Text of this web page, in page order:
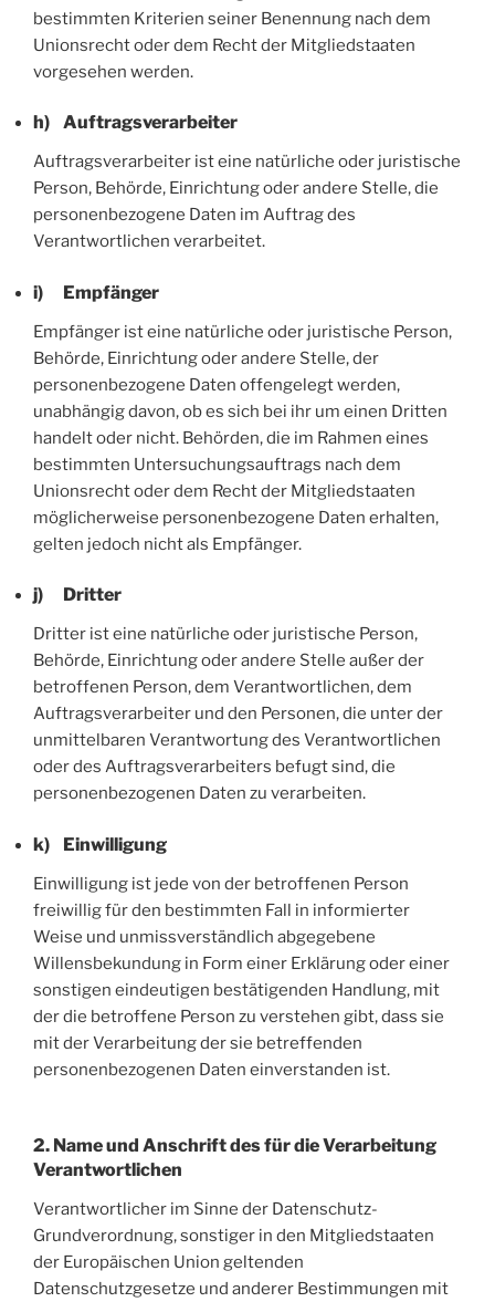
bestimmten Kriterien seiner Benennung nach dem
Unionsrecht oder dem Recht der Mitgliedstaaten
vorgesehen werden.
h) Auftragsverarbeiter
Auftragsverarbeiter ist eine natürliche oder juristische
Person, Behörde, Einrichtung oder andere Stelle, die
personenbezogene Daten im Auftrag des
Verantwortlichen verarbeitet.
i) Empfänger
Empfänger ist eine natürliche oder juristische Person,
Behörde, Einrichtung oder andere Stelle, der
personenbezogene Daten offengelegt werden,
unabhängig davon, ob es sich bei ihr um einen Dritten
handelt oder nicht. Behörden, die im Rahmen eines
bestimmten Untersuchungsauftrags nach dem
Unionsrecht oder dem Recht der Mitgliedstaaten
möglicherweise personenbezogene Daten erhalten,
gelten jedoch nicht als Empfänger.
j) Dritter
Dritter ist eine natürliche oder juristische Person,
Behörde, Einrichtung oder andere Stelle außer der
betroffenen Person, dem Verantwortlichen, dem
Auftragsverarbeiter und den Personen, die unter der
unmittelbaren Verantwortung des Verantwortlichen
oder des Auftragsverarbeiters befugt sind, die
personenbezogenen Daten zu verarbeiten.
k) Einwilligung
Einwilligung ist jede von der betroffenen Person
freiwillig für den bestimmten Fall in informierter
Weise und unmissverständlich abgegebene
Willensbekundung in Form einer Erklärung oder einer
sonstigen eindeutigen bestätigenden Handlung, mit
der die betroffene Person zu verstehen gibt, dass sie
mit der Verarbeitung der sie betreffenden
personenbezogenen Daten einverstanden ist.
2. Name und Anschrift des für die Verarbeitung
Verantwortlichen
Verantwortlicher im Sinne der Datenschutz-
Grundverordnung, sonstiger in den Mitgliedstaaten
der Europäischen Union geltenden
Datenschutzgesetze und anderer Bestimmungen mit